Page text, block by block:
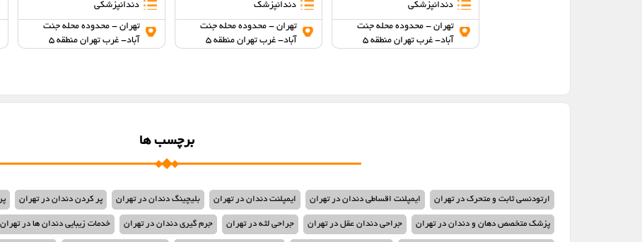
دندانپزشکی
تهران - محدوده محله جنت
آباد- غرب تهران منطقه 5
دندانپزشک
تهران - محدوده محله جنت
آباد- غرب تهران منطقه 5
دندانپزشکی
تهران - محدوده محله جنت
آباد- غرب تهران منطقه 5
برچسب ها
ارتودنسی ثابت و متحرک در تهران ایمپلنت اقساطی دندان در تهران ایمپلنت دندان در تهران بلیچینگ دندان در تهران پر کردن دندان در تهران
پزشک متخصص دهان و دندان در تهران جراحی دندان عقل در تهران جراحی لثه در تهران جرم گیری دندان در تهران خدمات زیبایی دندان ها در تهران